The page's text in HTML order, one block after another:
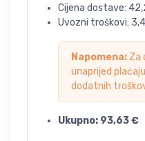
Cijena dostave:
Uvozni troškovi:
Napomena: Za
unaprijed
dodatnih
Ukupno: 93,63€